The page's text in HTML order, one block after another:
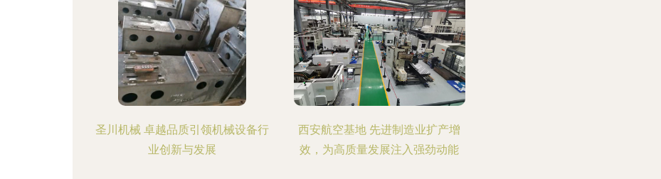
圣川机械 卓越品质引领机械设备行
业创新与发展
西安航空基地 先进制造业扩产增
效，为高质量发展注入强劲动能